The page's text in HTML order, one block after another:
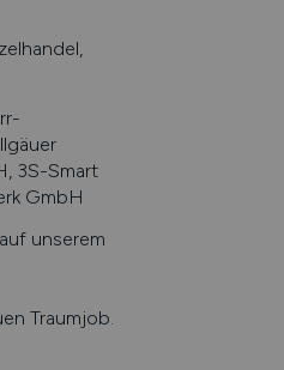
3S-Smart
GmbH
unserem
Traumjob.